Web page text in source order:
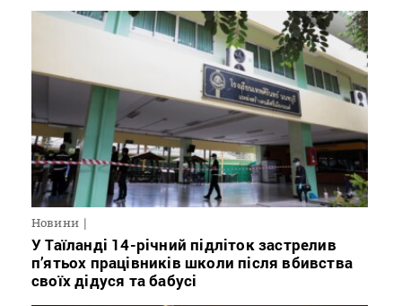
Новини
У Таїланді 14-річний підліток застрелив
п’ятьох працівників школи після вбивства
своїх дідуся та бабусі